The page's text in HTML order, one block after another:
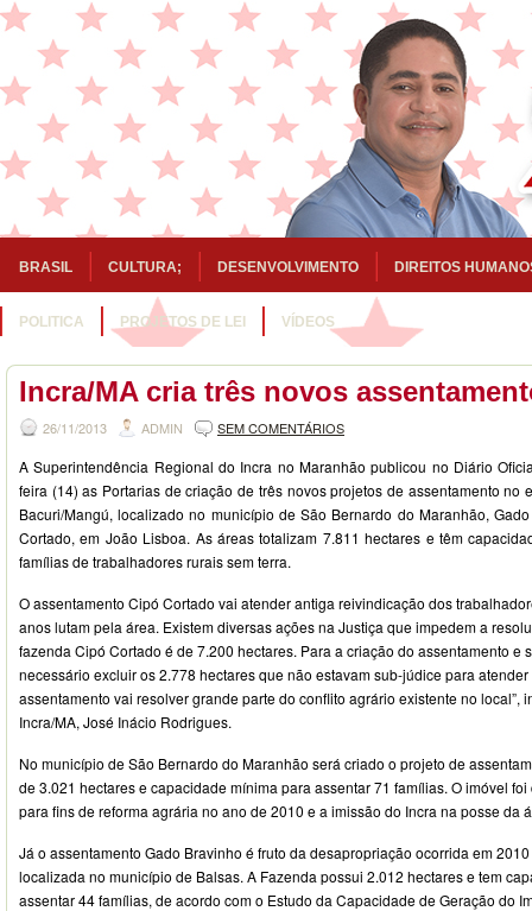
BRASIL CULTURA; DESENVOLVIMENTO DIREITOS
POLITICA PROJETOS DE LEI VÍDEOS
Incra/MA cria três novos
26/11/2013 ADMIN SEM COMENTÁRIOS
A Superintendência Regional do Incra no Maranhão publicou no Diário
feira (14) as Portarias de criação de três novos projetos de assentamento no
Bacuri/Mangú, localizado no município de São Bernardo do Maranhão,
Cortado, em João Lisboa. As áreas totalizam 7.811 hectares e têm
famílias de trabalhadores rurais sem terra.
O assentamento Cipó Cortado vai atender antiga reivindicação dos
anos lutam pela área. Existem diversas ações na Justiça que impedem a
fazenda Cipó Cortado é de 7.200 hectares. Para a criação do assentamento e
necessário excluir os 2.778 hectares que não estavam sub-júdice para atender
assentamento vai resolver grande parte do conflito agrário existente no local”,
Incra/MA, José Inácio Rodrigues.
No município de São Bernardo do Maranhão será criado o projeto de
de 3.021 hectares e capacidade mínima para assentar 71 famílias. O imóvel
para fins de reforma agrária no ano de 2010 e a imissão do Incra na posse da
Já o assentamento Gado Bravinho é fruto da desapropriação ocorrida em
localizada no município de Balsas. A Fazenda possui 2.012 hectares e tem
assentar 44 famílias, de acordo com o Estudo da Capacidade de Geração do